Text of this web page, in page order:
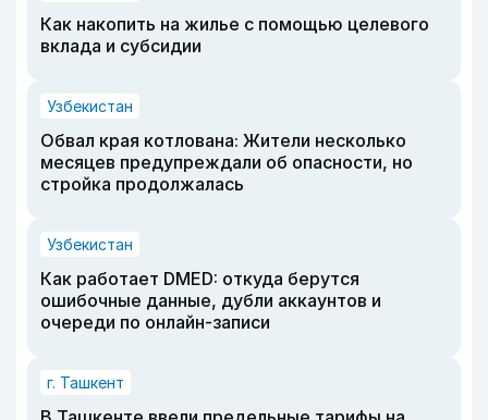
Как накопить на жилье с помощью целевого
вклада и субсидии
Узбекистан
Обвал края котлована: Жители несколько
месяцев предупреждали об опасности, но
стройка продолжалась
Узбекистан
Как работает DMED: откуда берутся
ошибочные данные, дубли аккаунтов и
очереди по онлайн-записи
г. Ташкент